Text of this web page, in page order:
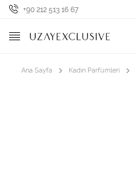
+90 212 513 16 67
Ana Sayfa Kadın Parfümleri